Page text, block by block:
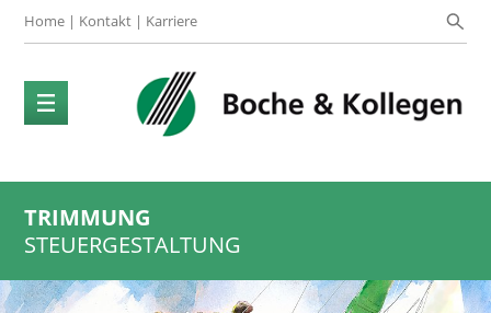
Home | Kontakt | Karriere
TRIMMUNG
STEUERGESTALTUNG